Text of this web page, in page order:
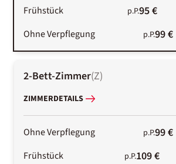
Frühstück p.P.95 €
Ohne Verpflegung p.P.99 €
2-Bett-Zimmer(Z)
ZIMMERDETAILS
Ohne Verpflegung p.P.99 €
Frühstück p.P.109 €